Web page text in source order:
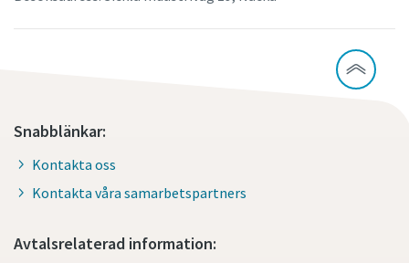
Snabblänkar:
Kontakta oss
Kontakta våra samarbetspartners
Avtalsrelaterad information: